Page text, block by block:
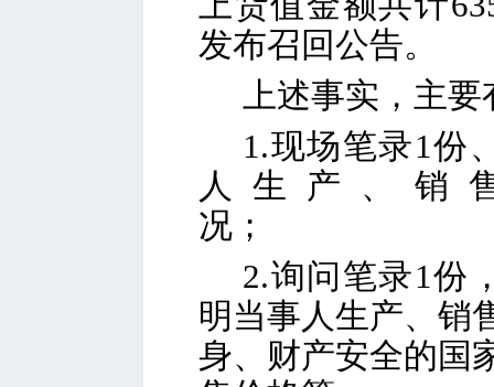
发布召回公告。
上述事实，主
1.现场笔录1份
人生产、销
况
2.询问笔录1份
明当事人生产、销
身、财产安全的国